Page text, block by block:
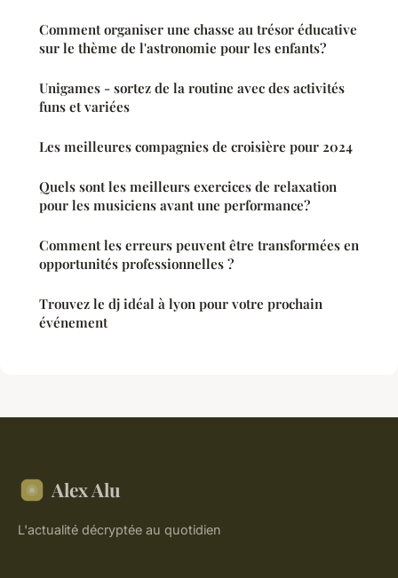
Comment organiser une chasse au trésor éducative
sur le thème de l'astronomie pour les enfants?
Unigames - sortez de la routine avec des activités
funs et variées
Les meilleures compagnies de croisière pour 2024
Quels sont les meilleurs exercices de relaxation
pour les musiciens avant une performance?
Comment les erreurs peuvent être transformées en
opportunités professionnelles ?
Trouvez le dj idéal à lyon pour votre prochain
événement
Alex Alu
L'actualité décryptée au quotidien